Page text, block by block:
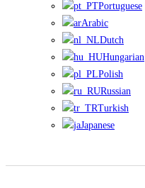
Portuguese
Arabic
Dutch
Hungarian
Polish
Russian
Turkish
Japanese